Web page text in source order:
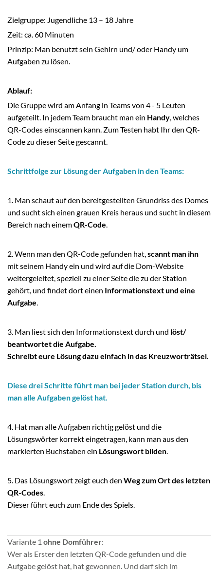
Zielgruppe: Jugendliche 13 – 18 Jahre
Zeit: ca. 60 Minuten
Prinzip: Man benutzt sein Gehirn und/ oder Handy um
Aufgaben zu lösen.
Ablauf:
Die Gruppe wird am Anfang in Teams von 4 - 5 Leuten
aufgeteilt. In jedem Team braucht man ein Handy, welches
QR-Codes einscannen kann. Zum Testen habt Ihr den QR-
Code zu dieser Seite gescannt.
Schrittfolge zur Lösung der Aufgaben in den Teams:
1. Man schaut auf den bereitgestellten Grundriss des Domes
und sucht sich einen grauen Kreis heraus und sucht in diesem
Bereich nach einemQR-Code.
2. Wenn man den QR-Code gefunden hat,scannt man ihn
mit seinem Handy ein und wird auf die Dom-Website
weitergeleitet, speziell zu einer Seite die zu der Station
gehört, und findet dort einen Informationstext und eine
Aufgabe.
3. Man liest sich den Informationstext durch und löst/
beantwortet die Aufgabe.
Schreibt eure Lösung dazu einfach in das Kreuzworträtsel.
Diese drei Schritte führt man bei jeder Station durch, bis
man alle Aufgaben gelöst hat.
4. Hat man alle Aufgaben richtig gelöst und die
Lösungswörter korrekt eingetragen, kann man aus den
markierten Buchstaben ein Lösungswort bilden.
5. Das Lösungswort zeigt euch den Weg zum Ort des letzten
QR-Codes.
Dieser führt euch zum Ende des Spiels.
Variante 1 ohne Domführer:
Wer als Erster den letzten QR-Code gefunden und die
Aufgabe gelöst hat, hat gewonnen. Und darf sich im